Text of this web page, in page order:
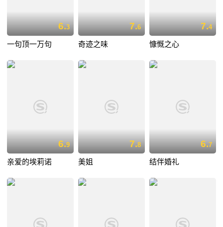
6.3
一句顶一万句
7.6
奇迹之味
7.4
慷慨之心
6.9
亲爱的埃莉诺
7.8
美姐
6.7
结伴婚礼